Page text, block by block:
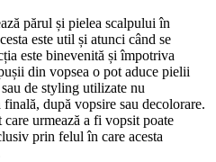
părul și pielea scalpului în
este util și atunci când se
este binevenită și împotriva
din vopsea o pot aduce pielii
de styling utilizate nu
după vopsire sau decolorare.
urmează a fi vopsit poate
prin felul în care acesta